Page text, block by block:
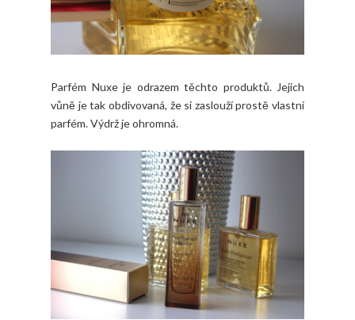
Parfém Nuxe je odrazem těchto produktů. Jejich
vůně je tak obdivovaná, že si zaslouží prostě vlastní
parfém. Výdrž je ohromná.